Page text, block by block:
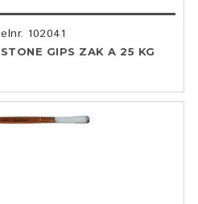
102041
GIPS ZAK A 25 KG